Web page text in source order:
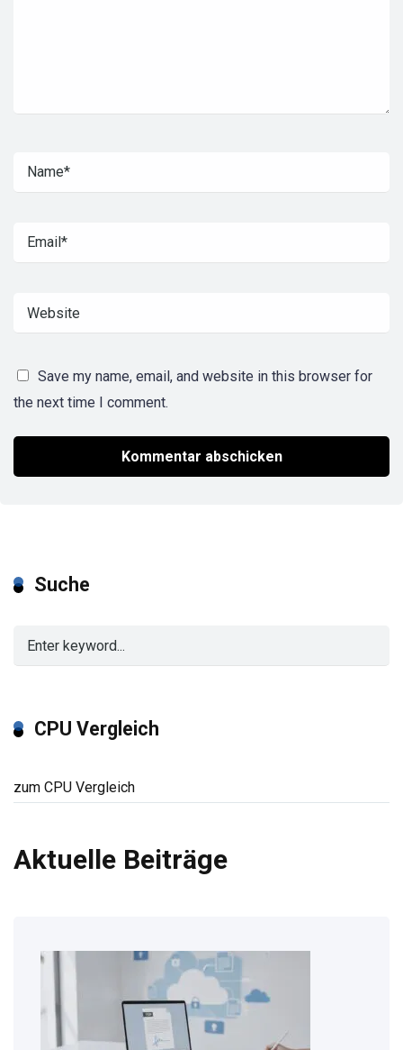
Save my name, email, and website in this browser for
the next time I comment.
Suche
CPU Vergleich
zum CPU Vergleich
Aktuelle Beiträge